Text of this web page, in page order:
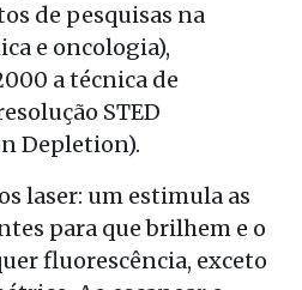
de pesquisas na
e oncologia),
a técnica de
STED
Depletion).
laser: um estimula as
para que brilhem e o
fluorescência, exceto